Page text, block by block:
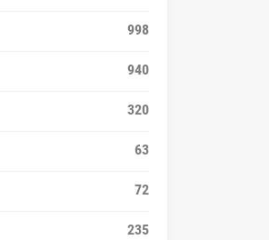
998
940
320
63
72
235